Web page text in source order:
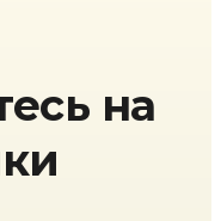
на